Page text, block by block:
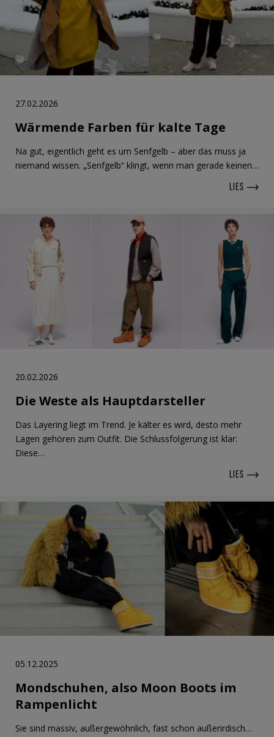
27.02.2026
Wärmende Farben für kalte Tage
Na gut, eigentlich geht es um Senfgelb – aber das muss ja
niemand wissen. „Senfgelb“ klingt, wenn man gerade keinen…
LIES
20.02.2026
Die Weste als Hauptdarsteller
Das Layering liegt im Trend. Je kälter es wird, desto mehr
Lagen gehören zum Outfit. Die Schlussfolgerung ist klar:
Diese…
LIES
05.12.2025
Mondschuhen, also Moon Boots im
Rampenlicht
Sie sind massiv, außergewöhnlich, fast schon außerirdisch…